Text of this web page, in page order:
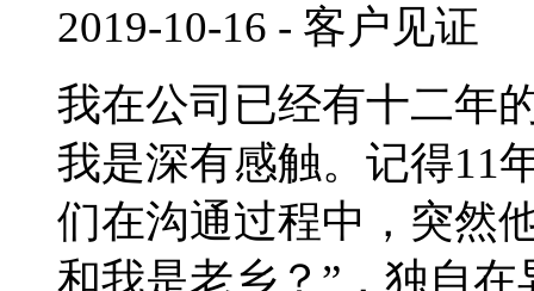
2019-10-16 - 客户见证
我在公司已经有十二年
我是深有感触。记得11
们在沟通过程中，突然
和我是老乡？”，独自